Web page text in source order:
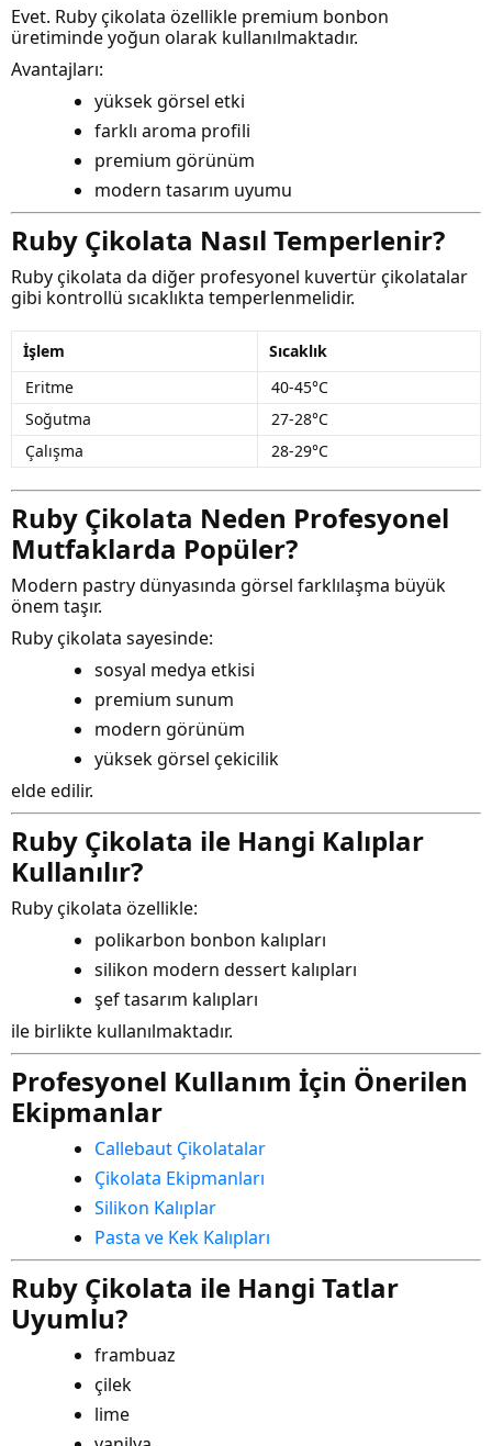
Evet. Ruby çikolata özellikle premium bonbon
üretiminde yoğun olarak kullanılmaktadır.
Avantajları:
yüksek görsel etki
farklı aroma profili
premium görünüm
modern tasarım uyumu
Ruby Çikolata Nasıl Temperlenir?
Ruby çikolata da diğer profesyonel kuvertür çikolatalar
gibi kontrollü sıcaklıkta temperlenmelidir.
İşlem
Sıcaklık
Eritme
40-45°C
Soğutma
27-28°C
Çalışma
28-29°C
Ruby Çikolata Neden Profesyonel
Mutfaklarda Popüler?
Modern pastry dünyasında görsel farklılaşma büyük
önem taşır.
Ruby çikolata sayesinde:
sosyal medya etkisi
premium sunum
modern görünüm
yüksek görsel çekicilik
elde edilir.
Ruby Çikolata ile Hangi Kalıplar
Kullanılır?
Ruby çikolata özellikle:
polikarbon bonbon kalıpları
silikon modern dessert kalıpları
şef tasarım kalıpları
ile birlikte kullanılmaktadır.
Profesyonel Kullanım İçin Önerilen
Ekipmanlar
Callebaut Çikolatalar
Çikolata Ekipmanları
Silikon Kalıplar
Pasta ve Kek Kalıpları
Ruby Çikolata ile Hangi Tatlar
Uyumlu?
frambuaz
çilek
lime